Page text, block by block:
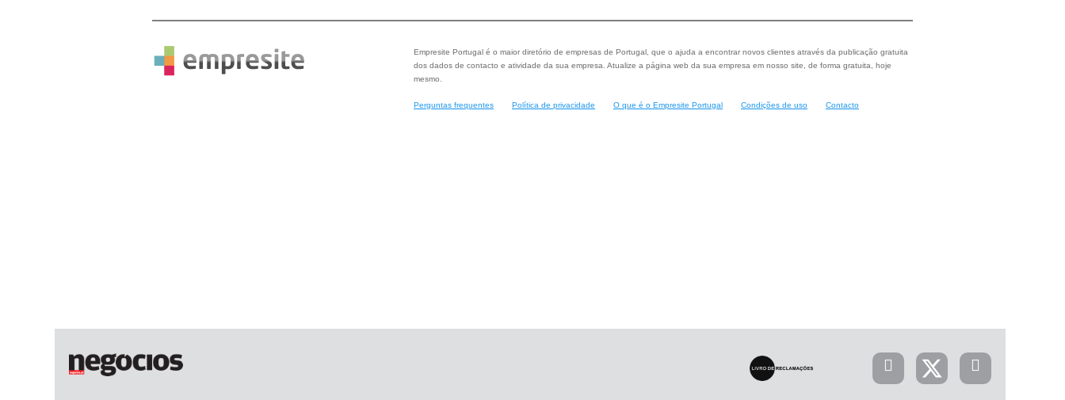
Empresite Portugal é o maior diretório de empresas de Portugal, que o ajuda a encontrar novos clientes através da publicação gratuita
dos dados de contacto e atividade da sua empresa. Atualize a página web da sua empresa em nosso site, de forma gratuita, hoje
mesmo.
Perguntas frequentes Política de privacidade O que é o Empresite Portugal Condições de uso Contacto